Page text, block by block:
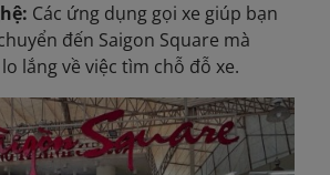
Các ứng dụng gọi xe giúp bạn
đến Saigon Square mà
lắng về việc tìm chỗ đỗ xe.